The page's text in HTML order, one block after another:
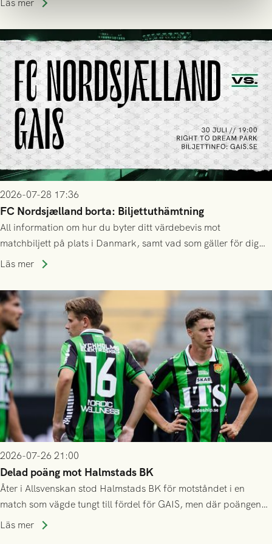
Läs mer
2026-07-28 17:36
FC Nordsjælland borta: Biljettuthämtning
All information om hur du byter ditt värdebevis mot
matchbiljett på plats i Danmark, samt vad som gäller för dig
som står på reservlista eller fått förhinder.
Läs mer
2026-07-26 21:00
Delad poäng mot Halmstads BK
Åter i Allsvenskan stod Halmstads BK för motståndet i en
match som vägde tungt till fördel för GAIS, men där poängen
delades efter dramatik på tilläggstid.
Läs mer